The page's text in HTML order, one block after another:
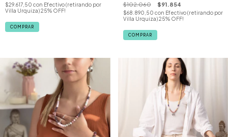
$29.617,50 con Efectivo (retirando por
Villa Urquiza) 25% OFF!
COMPRAR
$102.060 $91.854
$68.890,50 con Efectivo (retirando por
Villa Urquiza) 25% OFF!
COMPRAR